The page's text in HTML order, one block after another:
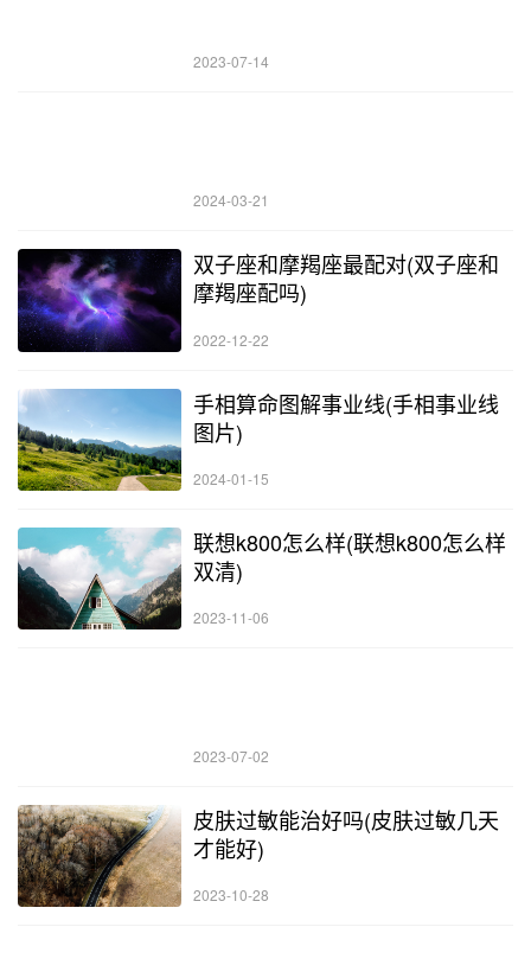
2023-07-14
2024-03-21
双子座和摩羯座最配对(双子座和
摩羯座配吗)
2022-12-22
手相算命图解事业线(手相事业线
图片)
2024-01-15
联想k800怎么样(联想k800怎么样
双清)
2023-11-06
2023-07-02
皮肤过敏能治好吗(皮肤过敏几天
才能好)
2023-10-28